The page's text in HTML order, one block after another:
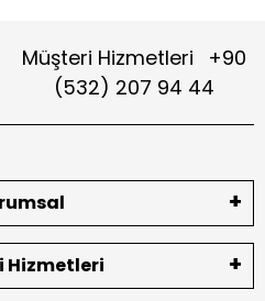
Müşteri Hizmetleri
+90
(532) 207 94 44
Hizmetleri